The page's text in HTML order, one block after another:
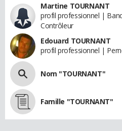
Martine TOURNANT
profil professionnel |
Contrôleur
Edouard TOURNANT
profil professionnel |
Nom "TOURNANT"
Famille "TOURNANT"